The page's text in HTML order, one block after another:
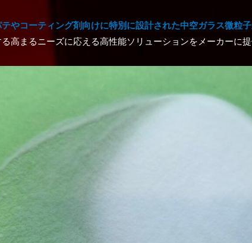
テやコーティング剤向けに特別に設計された中空ガラス微粒
高まるニーズに応える高性能ソリューションをメーカーに提